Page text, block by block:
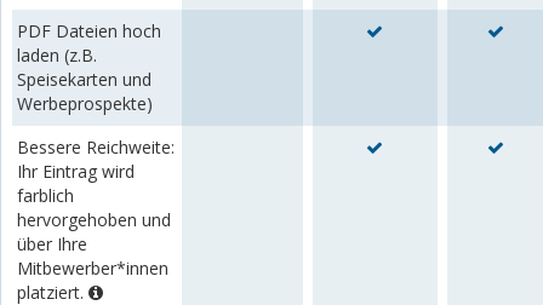
PDF Dateien hoch
laden (z.B.
Speisekarten und
Werbeprospekte)
Bessere Reichweite:
Ihr Eintrag wird
farblich
hervorgehoben und
über Ihre
Mitbewerber*innen
platziert.